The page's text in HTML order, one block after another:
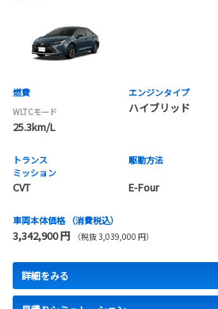
燃費
WLTCモード
25.3km/L
エンジンタイプ
ハイブリッド
トランス
ミッション
CVT
駆動方法
E-Four
車両本体価格 （消費税込）
3,342,900 円 （税抜 3,039,000 円）
詳細をみる